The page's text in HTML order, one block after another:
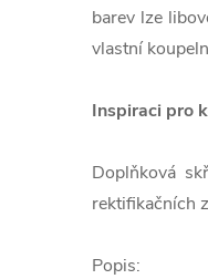
barev lze
vlastní
Inspiraci pro
Doplňková
rektifikačních
Popis: